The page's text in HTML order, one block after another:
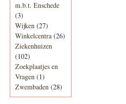
m.b.t. Enschede
(3)
Wijken (27)
Winkelcentra (26)
Ziekenhuizen
(102)
Zoekplaatjes en
Vragen (1)
Zwembaden (28)